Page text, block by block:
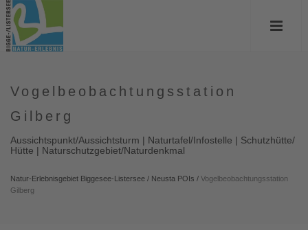
Vogelbeobachtungsstation
Gilberg
Aussichtspunkt/Aussichtsturm | Naturtafel/Infostelle | Schutzhütte/
Hütte | Naturschutzgebiet/Naturdenkmal
Natur-Erlebnisgebiet Biggesee-Listersee / Neusta POIs / Vogelbeobachtungsstation
Gilberg